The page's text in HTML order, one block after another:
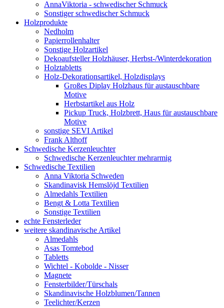
AnnaViktoria - schwedischer Schmuck
Sonstiger schwedischer Schmuck
Holzprodukte
Nedholm
Papierrollenhalter
Sonstige Holzartikel
Dekoaufsteller Holzhäuser, Herbst-/Winterdekoration
Holztabletts
Holz-Dekorationsartikel, Holzdisplays
Großes Diplay Holzhaus für austauschbare
Motive
Herbstartikel aus Holz
Pickup Truck, Holzbrett, Haus für austauschbare
Motive
sonstige SEVI Artikel
Frank Althoff
Schwedische Kerzenleuchter
Schwedische Kerzenleuchter mehrarmig
Schwedische Textilien
Anna Viktoria Schweden
Skandinavisk Hemslöjd Textilien
Almedahls Textilien
Bengt & Lotta Textilien
Sonstige Textilien
echte Fensterleder
weitere skandinavische Artikel
Almedahls
Asas Tomtebod
Tabletts
Wichtel - Kobolde - Nisser
Magnete
Fensterbilder/Türschals
Skandinavische Holzblumen/Tannen
Teelichter/Kerzen